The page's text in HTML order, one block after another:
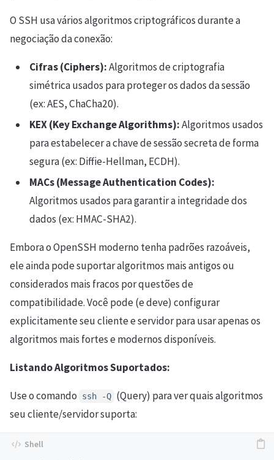
O SSH usa vários algoritmos criptográficos durante a
negociação da conexão:
Cifras (Ciphers):Algoritmos de criptografia
simétrica usados para proteger os dados da sessão
(ex: AES, ChaCha20).
KEX (Key Exchange Algorithms):Algoritmos usados
para estabelecer a chave de sessão secreta de forma
segura (ex: Diffie-Hellman, ECDH).
MACs (Message Authentication Codes):
Algoritmos usados para garantir a integridade dos
dados (ex: HMAC-SHA2).
Embora o OpenSSH moderno tenha padrões razoáveis,
ele ainda pode suportar algoritmos mais antigos ou
considerados mais fracos por questões de
compatibilidade. Você pode (e deve) configurar
explicitamente seu cliente e servidor para usar apenas os
algoritmos mais fortes e modernos disponíveis.
Listando Algoritmos Suportados:
Use o comando ssh -Q (Query) para ver quais algoritmos
seu cliente/servidor suporta: